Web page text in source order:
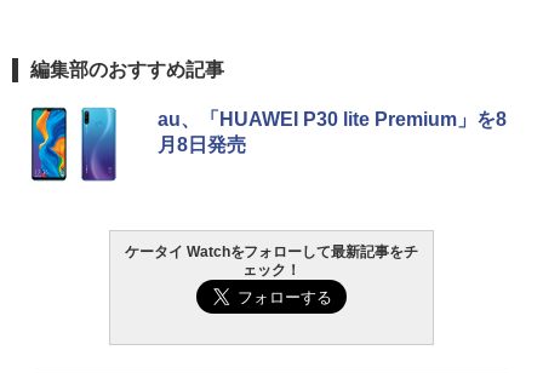
編集部のおすすめ記事
au、「HUAWEI P30 lite Premium」を8
月8日発売
ケータイ Watchをフォローして最新記事をチ
ェック！